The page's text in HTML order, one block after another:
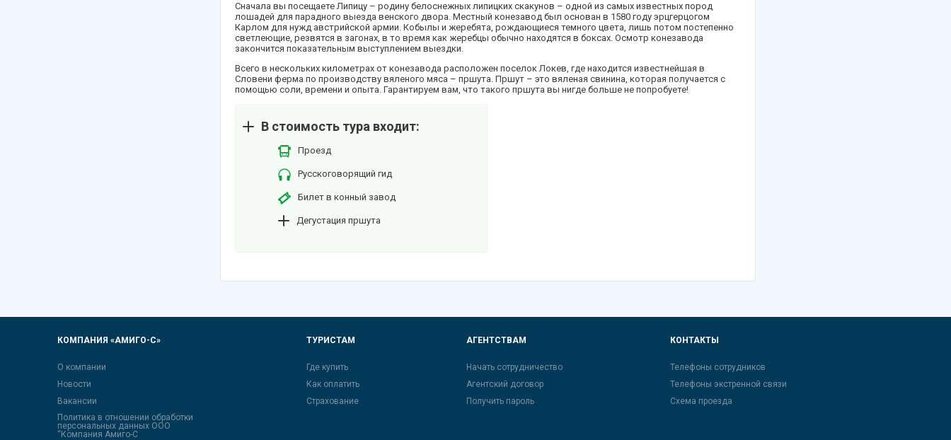
Сначала вы посещаете Липицу – родину белоснежных липицких скакунов – одной из самых известных пород
лошадей для парадного выезда венского двора. Местный конезавод был основан в 1580 году эрцгерцогом
Карлом для нужд австрийской армии. Кобылы и жеребята, рождающиеся темного цвета, лишь потом постепенно
светлеющие, резвятся в загонах, в то время как жеребцы обычно находятся в боксах. Осмотр конезавода
закончится показательным выступлением выездки.
Всего в нескольких километрах от конезавода расположен поселок Локев, где находится известнейшая в
Словени ферма по производству вяленого мяса – пршута. Пршут – это вяленая свинина, которая получается с
помощью соли, времени и опыта. Гарантируем вам, что такого пршута вы нигде больше не попробуете!
В стоимость тура входит:
Проезд
Русскоговорящий гид
Билет в конный завод
Дегустация пршута
КОМПАНИЯ «АМИГО-С»
О компании
Новости
Вакансии
Политика в отношении обработки
персональных данных ООО
“Компания Амиго-С
ТУРИСТАМ
Где купить
Как оплатить
Страхование
АГЕНТСТВАМ
Начать сотрудничество
Агентский договор
Получить пароль
КОНТАКТЫ
Телефоны сотрудников
Телефоны экстренной связи
Схема проезда